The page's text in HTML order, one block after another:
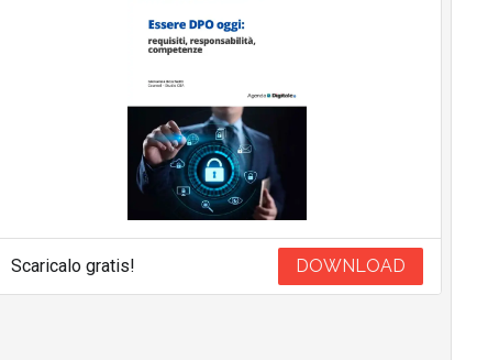
Scaricalo gratis! DOWNLOAD